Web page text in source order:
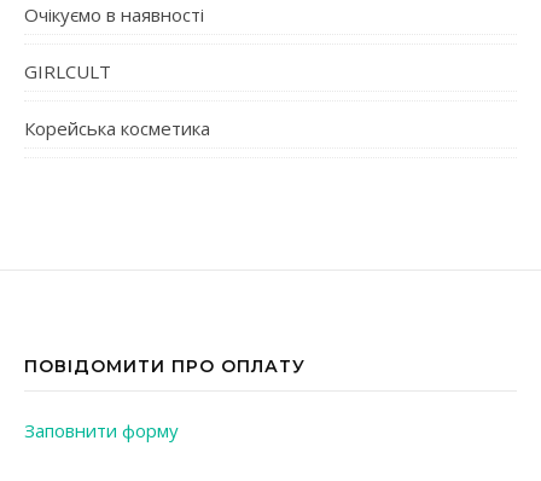
Очікуємо в наявності
GIRLCULT
Корейська косметика
ПОВІДОМИТИ ПРО ОПЛАТУ
Заповнити форму